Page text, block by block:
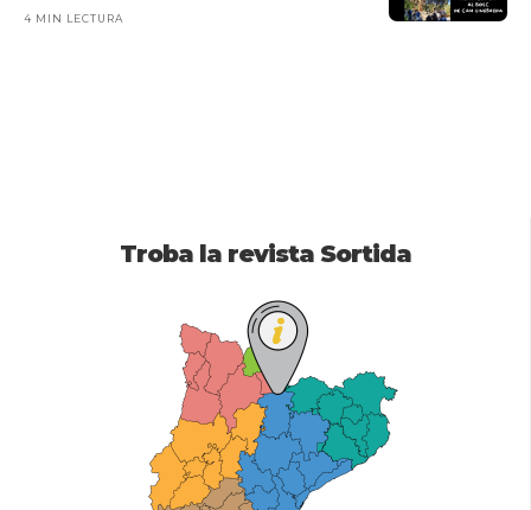
4 MIN LECTURA
Troba la revista Sortida